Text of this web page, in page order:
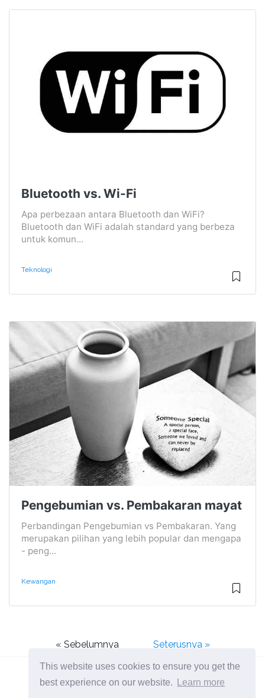
This website uses cookies to ensure you get the
best experience on our website.
Learn more
Bluetooth vs. Wi-Fi
Apa perbezaan antara Bluetooth dan WiFi?
Bluetooth dan WiFi adalah standard yang berbeza
untuk komun...
Teknologi
Pengebumian vs. Pembakaran mayat
Perbandingan Pengebumian vs Pembakaran. Yang
merupakan pilihan yang lebih popular dan mengapa
- peng...
Kewangan
« Sebelumnya Seterusnya »